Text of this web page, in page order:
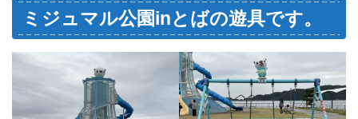
ミジュマル公園inとばの遊具です。